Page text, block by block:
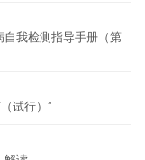
我检测指导手册（第
试行）”